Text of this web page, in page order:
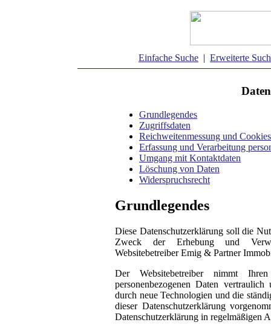
Einfache Suche | Erweiterte
Grundlegendes
Zugriffsdaten
Reichweitenmessung und Cookies
Erfassung und Verarbeitung
Umgang mit Kontaktdaten
Löschung von Daten
Widerspruchsrecht
Grundlegendes
Diese Datenschutzerklärung soll die
Zweck der Erhebung und
Websitebetreiber Emig & Partner
Der Websitebetreiber nimmt
personenbezogenen Daten
durch neue Technologien und die
dieser Datenschutzerklärung
Datenschutzerklärung in regelmäßigen